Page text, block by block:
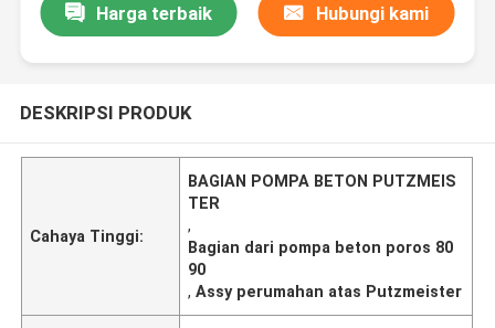
Harga terbaik Hubungi kami
DESKRIPSI PRODUK
Cahaya Tinggi:
BAGIAN POMPA BETON PUTZMEIS
TER
,
Bagian dari pompa beton poros 80
90
,Assy perumahan atas Putzmeister